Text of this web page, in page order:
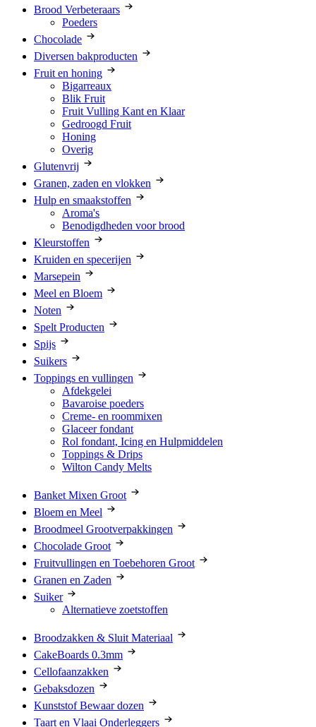
Brood Verbeteraars
Poeders
Chocolade
Diversen bakproducten
Fruit en honing
Bigarreaux
Blik Fruit
Fruit Vulling Kant en Klaar
Gedroogd Fruit
Honing
Overig
Glutenvrij
Granen, zaden en vlokken
Hulp en smaakstoffen
Aroma's
Benodigdheden voor brood
Kleurstoffen
Kruiden en specerijen
Marsepein
Meel en Bloem
Noten
Spelt Producten
Spijs
Suikers
Toppings en vullingen
Afdekgelei
Bavaroise poeders
Creme- en roommixen
Glaceer fondant
Rol fondant, Icing en Hulpmiddelen
Toppings & Drips
Wilton Candy Melts
Banket Mixen Groot
Bloem en Meel
Broodmeel Grootverpakkingen
Chocolade Groot
Fruitvullingen en Toebehoren Groot
Granen en Zaden
Suiker
Alternatieve zoetstoffen
Broodzakken & Sluit Materiaal
CakeBoards 0.3mm
Cellofaanzakken
Gebaksdozen
Kunststof Bewaar dozen
Taart en Vlaai Onderleggers